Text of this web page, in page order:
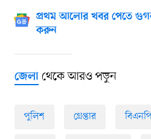
প্রথম আলোর খবর পেতে
করুন
জেলাথেকে আরও পড়ুন
পুলিশ গ্রেপ্তার